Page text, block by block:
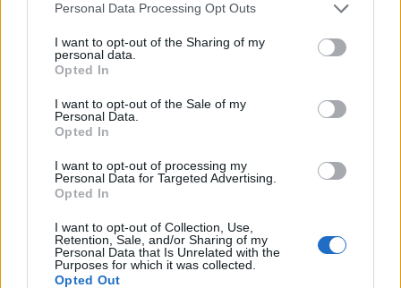
Personal Data Processing Opt Outs
I want to opt-out of the Sharing of my
personal data.
Opted In
I want to opt-out of the Sale of my
Personal Data.
Opted In
I want to opt-out of processing my
Personal Data for Targeted Advertising.
Opted In
I want to opt-out of Collection, Use,
Retention, Sale, and/or Sharing of my
Personal Data that Is Unrelated with the
Purposes for which it was collected.
Opted Out
ΣΧΕΤΙΚA AΡΘΡΑ
🍝 Via Pastarella Quiz: Ένα ταξίδι στην αυθεντική
στην αυθεντική ιταλική γεύση